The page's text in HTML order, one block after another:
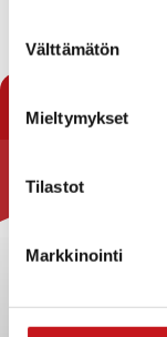
valinta
Välttämätön
Mieltymykset
Tilastot
Markkinointi
Lataa pöytäkirja
Rautalammin
Strategiat,
sopimukset